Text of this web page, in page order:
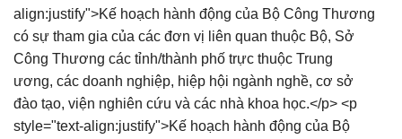
align:justify">Kế hoạch hành động của Bộ Công Thương
có sự tham gia của các đơn vị liên quan thuộc Bộ, Sở
Công Thương các tỉnh/thành phố trực thuộc Trung
ương, các doanh nghiệp, hiệp hội ngành nghề, cơ sở
đào tạo, viện nghiên cứu và các nhà khoa học.</p> <p
style="text-align:justify">Kế hoạch hành động của Bộ